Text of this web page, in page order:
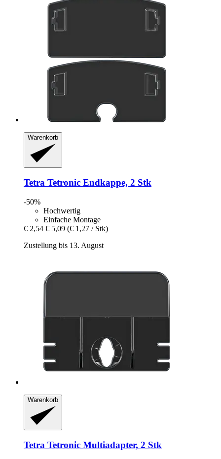
Warenkorb
Tetra Tetronic Endkappe, 2 Stk
-50%
Hochwertig
Einfache Montage
€ 2,54 € 5,09 (€ 1,27 / Stk)
Zustellung bis 13. August
Warenkorb
Tetra Tetronic Multiadapter, 2 Stk